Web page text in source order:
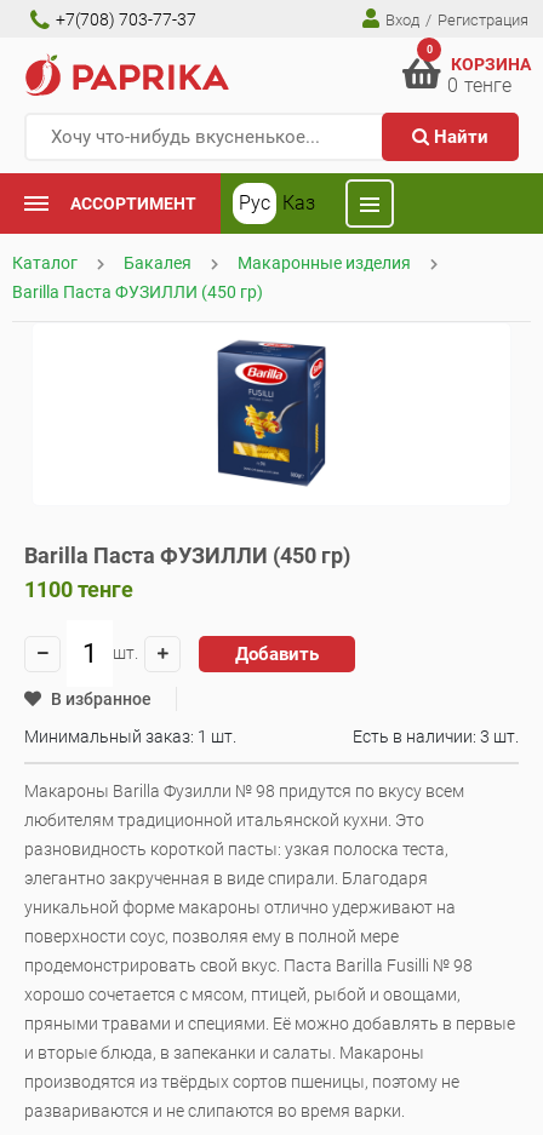
+7(708) 703-77-37 Вход / Регистрация
Найти
0
КОРЗИНА
0 тенге
АССОРТИМЕНТ Рус Каз
Каталог Бакалея
Макаронные изделия
Barilla Паста ФУЗИЛЛИ (450 гр)
Barilla Паста ФУЗИЛЛИ (450 гр)
1100тенге
шт. Добавить
В избранное
Минимальный заказ: 1 шт.
Есть в наличии: 3 шт.
Макароны Barilla Фузилли № 98 придутся по вкусу всем
любителям традиционной итальянской кухни. Это
разновидность короткой пасты: узкая полоска теста,
элегантно закрученная в виде спирали. Благодаря
уникальной форме макароны отлично удерживают на
поверхности соус, позволяя ему в полной мере
продемонстрировать свой вкус. Паста Barilla Fusilli № 98
хорошо сочетается с мясом, птицей, рыбой и овощами,
пряными травами и специями. Её можно добавлять в первые
и вторые блюда, в запеканки и салаты. Макароны
производятся из твёрдых сортов пшеницы, поэтому не
развариваются и не слипаются во время варки.